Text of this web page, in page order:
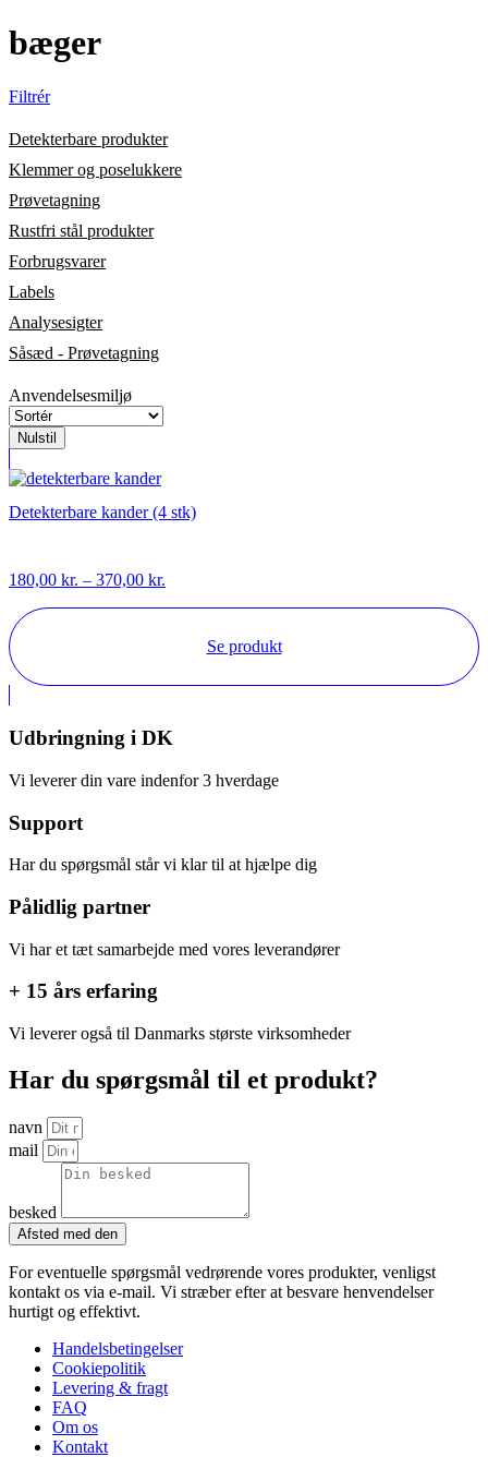
bæger
Filtrér
Detekterbare produkter
Klemmer og poselukkere
Prøvetagning
Rustfri stål produkter
Forbrugsvarer
Labels
Analysesigter
Såsæd - Prøvetagning
Anvendelsesmiljø
Nulstil
Detekterbare kander (4 stk)
180,00 kr. – 370,00 kr.
370,00 kr.Se produkt
Udbringning i DK
Vi leverer din vare indenfor 3 hverdage
Support
Har du spørgsmål står vi klar til at hjælpe dig
Pålidlig partner
Vi har et tæt samarbejde med vores leverandører
+ 15 års erfaring
Vi leverer også til Danmarks største virksomheder
Har du spørgsmål til et produkt?
navn
mail
besked
Afsted med den
For eventuelle spørgsmål vedrørende vores produkter, venligst
kontakt os via e-mail. Vi stræber efter at besvare henvendelser
hurtigt og effektivt.
Handelsbetingelser
Cookiepolitik
Levering & fragt
FAQ
Om os
Kontakt